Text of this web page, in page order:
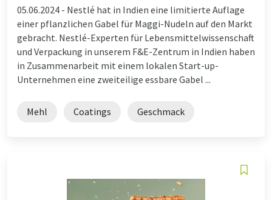
05.06.2024 - Nestlé hat in Indien eine limitierte Auflage
einer pflanzlichen Gabel für Maggi-Nudeln auf den Markt
gebracht. Nestlé-Experten für Lebensmittelwissenschaft
und Verpackung in unserem F&E-Zentrum in Indien haben
in Zusammenarbeit mit einem lokalen Start-up-
Unternehmen eine zweiteilige essbare Gabel ...
Mehl Coatings Geschmack